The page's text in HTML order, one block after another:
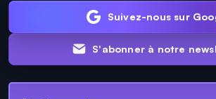
Suivez-nous sur
S'abonner à notre